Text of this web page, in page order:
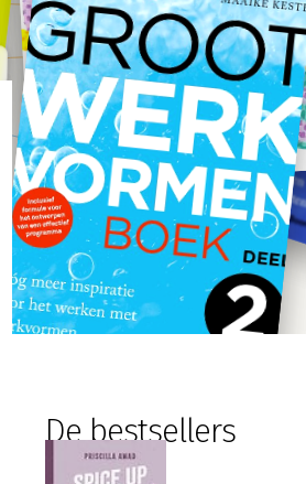
De bestsellers